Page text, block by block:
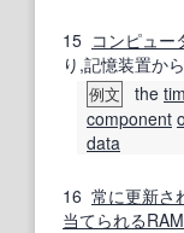
15 コンピュー
り,記憶装置か
例文 the
component
data
16 常に更新さ
当てられるRAM